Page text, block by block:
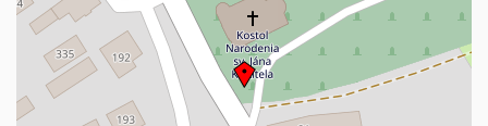
Kontakt: 0911 900 062